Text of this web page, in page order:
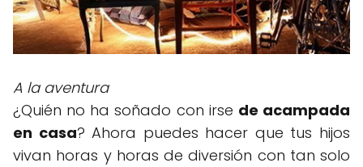
A la aventura
¿Quién no ha soñado con irse de acampada
en casa? Ahora puedes hacer que tus hijos
vivan horas y horas de diversión con tan solo